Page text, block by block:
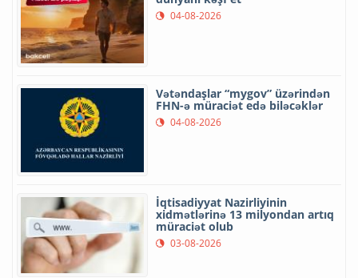
04-08-2026
Vətəndaşlar “mygov” üzərindən
FHN-ə müraciət edə biləcəklər
04-08-2026
İqtisadiyyat Nazirliyinin
xidmətlərinə 13 milyondan artıq
müraciət olub
03-08-2026